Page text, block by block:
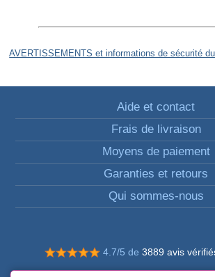
AVERTISSEMENTS et informations de sécurité
Aide et contact
Frais de livraison
Moyens de paiement
Garanties et retours
Qui sommes-nous
4.7/5 de 3889 avis